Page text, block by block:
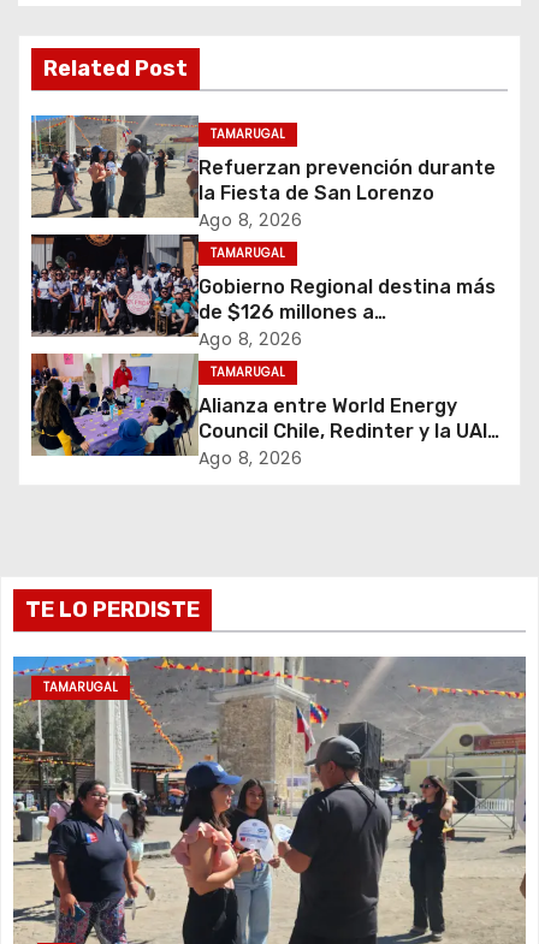
a
c
i
ó
n
d
e
e
n
a
d
a
s
Related Post
TAMARUGAL
Refuerzan prevención durante
la Fiesta de San Lorenzo
Ago 8, 2026
TAMARUGAL
Gobierno Regional destina más
de $126 millones a
organizaciones de la Fiesta de
San Lorenzo de Tarapacá
Ago 8, 2026
TAMARUGAL
Alianza entre World Energy
Council Chile, Redinter y la UAI
llevó el programa Kids in Energy
Ago 8, 2026
TE LO PERDISTE
TAMARUGAL